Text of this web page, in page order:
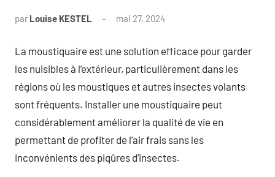
par Louise KESTEL mai 27, 2024
La moustiquaire est une solution efficace pour garder
les nuisibles à l’extérieur, particulièrement dans les
régions où les moustiques et autres insectes volants
sont fréquents. Installer une moustiquaire peut
considérablement améliorer la qualité de vie en
permettant de profiter de l’air frais sans les
inconvénients des piqûres d’insectes.